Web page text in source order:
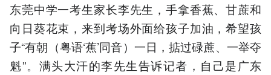
东莞中学一考生家长李先生，手拿香蕉、甘蔗和
向日葵花束，来到考场外面给孩子加油，希望孩
子“有朝（粤语‘蕉’同音）一日，掂过碌蔗、一举夺
魁”。满头大汗的李先生告诉记者，自己是广东